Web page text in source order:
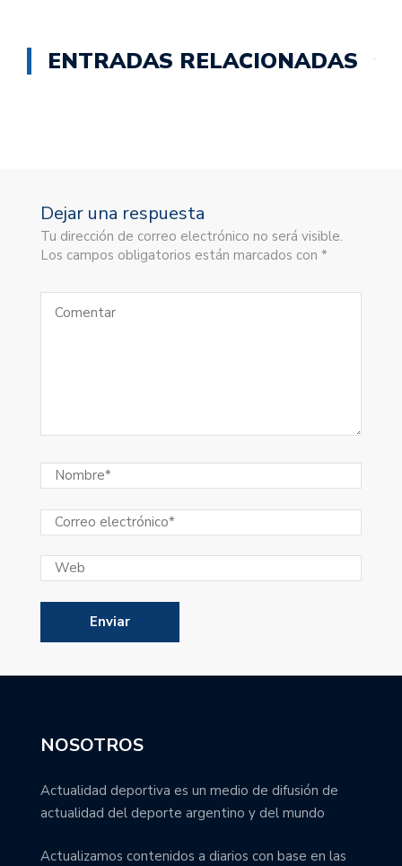
ENTRADAS RELACIONADAS
Dejar una respuesta
Tu dirección de correo electrónico no será visible.
Los campos obligatorios están marcados con *
NOSOTROS
Actualidad deportiva es un medio de difusión de
actualidad del deporte argentino y del mundo
Actualizamos contenidos a diarios con base en las